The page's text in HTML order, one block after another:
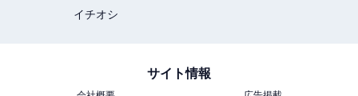
イチオシ
サイト情報